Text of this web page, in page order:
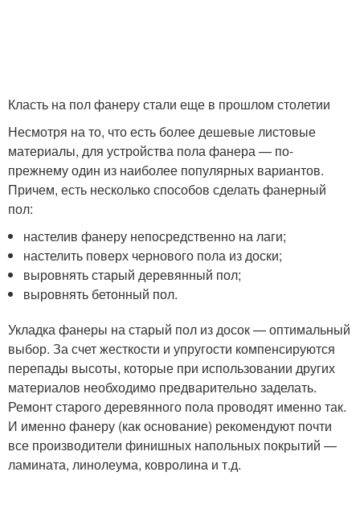
Класть на пол фанеру стали еще в прошлом столетии
Несмотря на то, что есть более дешевые листовые
материалы, для устройства пола фанера — по-
прежнему один из наиболее популярных вариантов.
Причем, есть несколько способов сделать фанерный
пол:
настелив фанеру непосредственно на лаги;
настелить поверх чернового пола из доски;
выровнять старый деревянный пол;
выровнять бетонный пол.
Укладка фанеры на старый пол из досок — оптимальный
выбор. За счет жесткости и упругости компенсируются
перепады высоты, которые при использовании других
материалов необходимо предварительно заделать.
Ремонт старого деревянного пола проводят именно так.
И именно фанеру (как основание) рекомендуют почти
все производители финишных напольных покрытий —
ламината, линолеума, ковролина и т.д.